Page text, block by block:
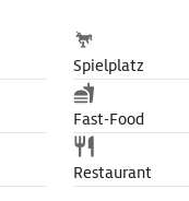
Spielplatz
Fast-Food
Restaurant